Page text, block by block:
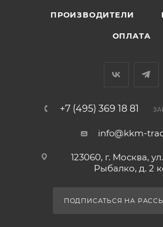
ПРОИЗВОДИТЕЛИ
ОПЛАТА
+7 (495) 369 18 81
info@kkm-
123060, г. Москва,
Рыбалко, д. 2
ПОДПИСАТЬСЯ НА